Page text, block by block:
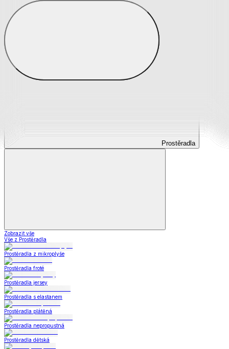
Prostěradla
Prostěradla
Zobrazit vše
Vše z Prostěradla
Prostěradla z mikroplyše
Prostěradla froté
Prostěradla jersey
Prostěradla s elastanem
Prostěradla plátěná
Prostěradla nepropustná
Prostěradla dětská